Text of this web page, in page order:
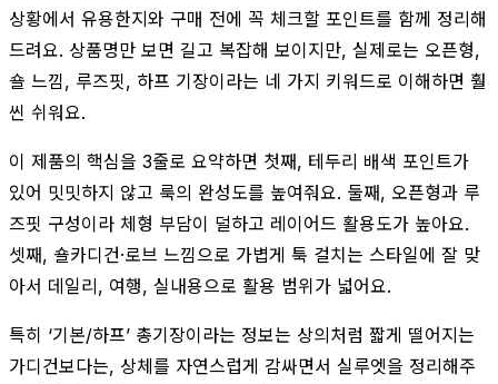
상황에서 유용한지와 구매 전에 꼭 체크할 포인트를 함께 정리해
드려요. 상품명만 보면 길고 복잡해 보이지만, 실제로는 오픈형,
숄 느낌, 루즈핏, 하프 기장이라는 네 가지 키워드로 이해하면 훨
씬 쉬워요.
이 제품의 핵심을 3줄로 요약하면 첫째, 테두리 배색 포인트가
있어 밋밋하지 않고 룩의 완성도를 높여줘요. 둘째, 오픈형과 루
즈핏 구성이라 체형 부담이 덜하고 레이어드 활용도가 높아요.
셋째, 숄카디건·로브 느낌으로 가볍게 툭 걸치는 스타일에 잘 맞
아서 데일리, 여행, 실내용으로 활용 범위가 넓어요.
특히 ‘기본/하프’ 총기장이라는 정보는 상의처럼 짧게 떨어지는
가디건보다는, 상체를 자연스럽게 감싸면서 실루엣을 정리해주